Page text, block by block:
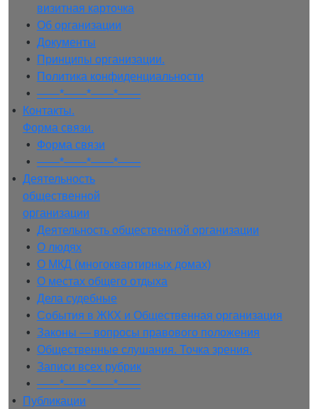
визитная карточка
• Об организации
• Документы
•
Принципы организации.
•
Политика конфиденциальности
• ——*——*——*——
•
Контакты.
Форма связи.
•
Форма связи
• ——*——*——*——
• Деятельность
общественной
организации
• Деятельность общественной организации
• О людях
• О МКД (многоквартирных домах)
• О местах общего отдыха
• Дела судебные
•
События в ЖКХ и Общественная организация
•
Законы — вопросы правового положения
• Общественные слушания. Точка зрения.
•
Записи всех рубрик
• ——*——*——*——
•
Публикации